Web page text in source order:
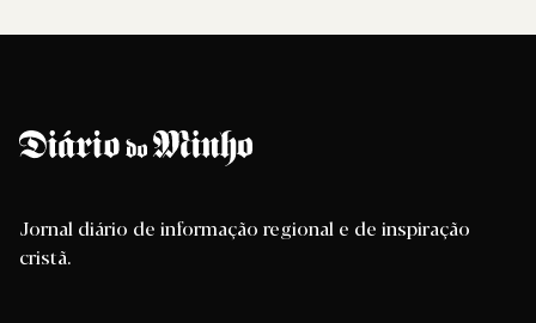
Jornal diário de informação regional e de inspiração
cristã.